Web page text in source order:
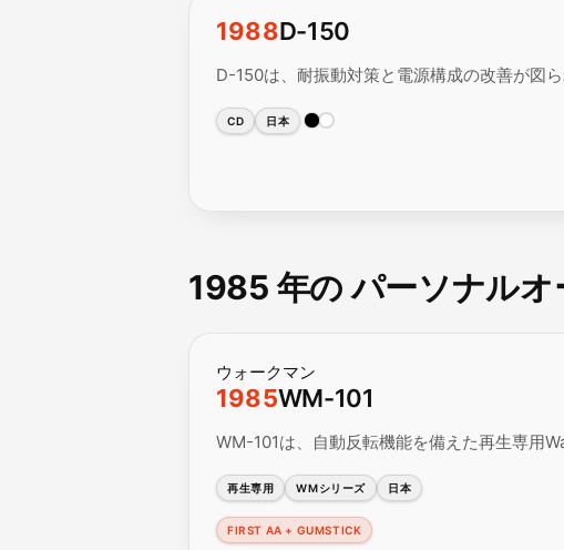
1988D-150
D-150は、耐振動対策と電源構成の改善が図
CD 日本
1985 年の パーソナルオ
ウォークマン
1985WM-101
WM-101は、自動反転機能を備えた再生専用
再生専用 WMシリーズ 日本
FIRST AA + GUMSTICK